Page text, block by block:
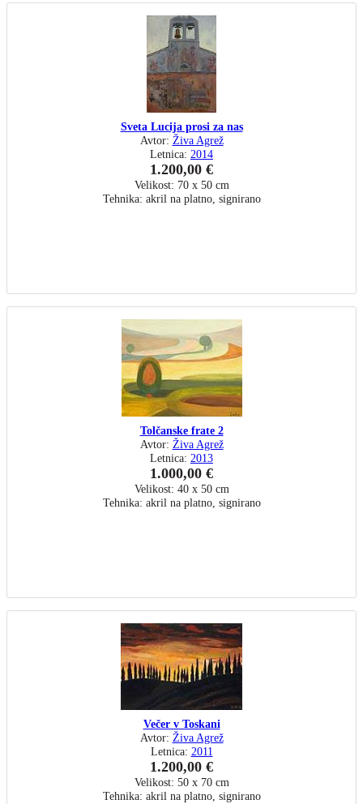
Sveta Lucija prosi za nas
Avtor: Živa Agrež
Letnica: 2014
1.200,00 €
Velikost: 70 x 50 cm
Tehnika: akril na platno, signirano
Tolčanske frate 2
Avtor: Živa Agrež
Letnica: 2013
1.000,00 €
Velikost: 40 x 50 cm
Tehnika: akril na platno, signirano
Večer v Toskani
Avtor: Živa Agrež
Letnica: 2011
1.200,00 €
Velikost: 50 x 70 cm
Tehnika: akril na platno, signirano